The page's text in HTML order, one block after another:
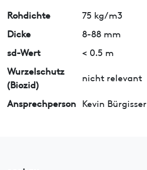
Rohdichte
75 kg/m3
Dicke
8-88 mm
sd-Wert
< 0.5 m
Wurzelschutz
(Biozid)
nicht relevant
Ansprechperson Kevin Bürgisser